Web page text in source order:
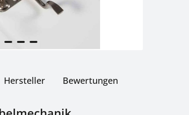
Hersteller Bewertungen